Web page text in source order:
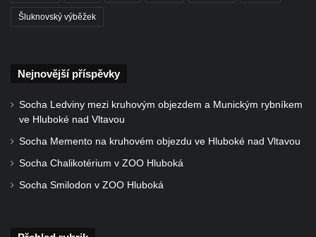
Kašna na Masarykově náměstí v
Hořicích
Dolní kašna v Lomnici nad Popelkou
Kašna v Hodkovicích nad Mohelkou
Schramova (Jubilejní) kašna v Sokolově
Kašna se sochou sokolníka v Sokolově
Šluknovský výběžek
Nejnovější příspěvky
Socha Ledviny mezi kruhovým objezdem a Munickým rybníkem
ve Hluboké nad Vltavou
Socha Memento na kruhovém objezdu ve Hluboké nad Vltavou
Socha Chalikotérium v ZOO Hluboká
Socha Smilodon v ZOO Hluboká